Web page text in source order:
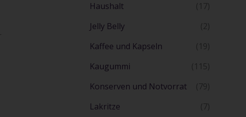
Haushalt
(17)
Jelly Belly
(2)
Kaffee und Kapseln
(19)
Kaugummi
(115)
Konserven und Notvorrat
(79)
Lakritze
(7)